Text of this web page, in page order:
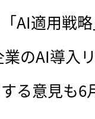
AI適用戦
のAI導入
る意見も6